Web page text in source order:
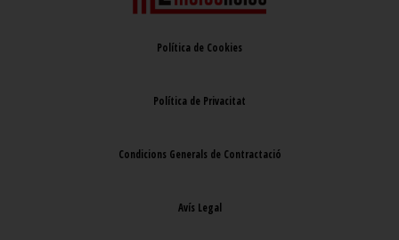
Política de Cookies
Política de Privacitat
Condicions Generals de Contractació
Avís Legal